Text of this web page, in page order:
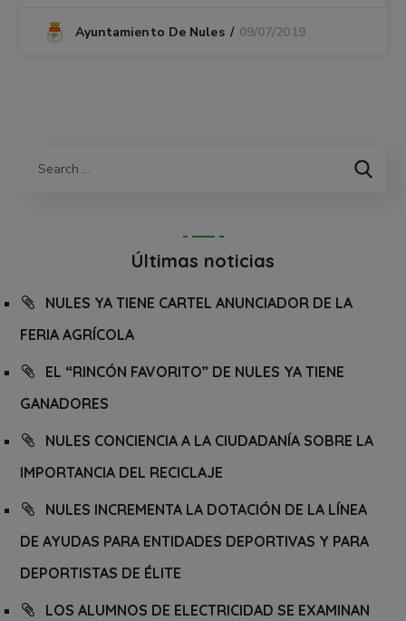
Ayuntamiento De Nules 09/07/2019
Últimas noticias
NULES YA TIENE CARTEL ANUNCIADOR DE LA
FERIA AGRÍCOLA
EL “RINCÓN FAVORITO” DE NULES YA TIENE
GANADORES
NULES CONCIENCIA A LA CIUDADANÍA SOBRE LA
IMPORTANCIA DEL RECICLAJE
NULES INCREMENTA LA DOTACIÓN DE LA LÍNEA
DE AYUDAS PARA ENTIDADES DEPORTIVAS Y PARA
DEPORTISTAS DE ÉLITE
LOS ALUMNOS DE ELECTRICIDAD SE EXAMINAN